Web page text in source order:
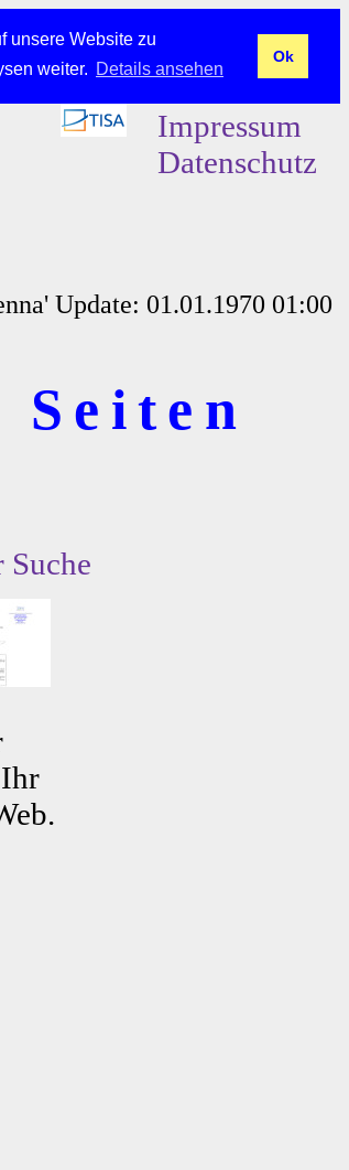
unsere Website zu
weiter. Details ansehen
Ok
Impressum
Datenschutz
Update: 01.01.1970 01:00
Suche